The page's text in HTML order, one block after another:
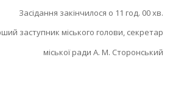
Засідання закінчилося о 11 год. 00 хв.
заступник міського голови, секретар
міської ради А. М. Сторонський